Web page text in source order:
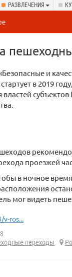
РАЗВЛЕЧЕНИЯ
и
в 2019
проезжей
в ночное
мог видеть
ros...
переходы